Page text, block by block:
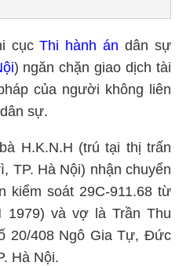
cụcThi hành án dân sự
) ngăn chặn giao dịch tài
của người không liên
sự.
H.K.N.H (trú tại thị trấn
TP. Hà Nội) nhận chuyển
kiểm soát 29C-911.68 từ
1979) và vợ là Trần Thu
20/408 Ngô Gia Tự, Đức
Hà Nội.